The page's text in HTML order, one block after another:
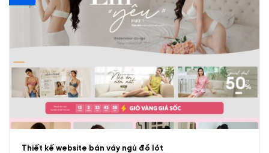
Thiết kế website bán váy ngủ đồ lót